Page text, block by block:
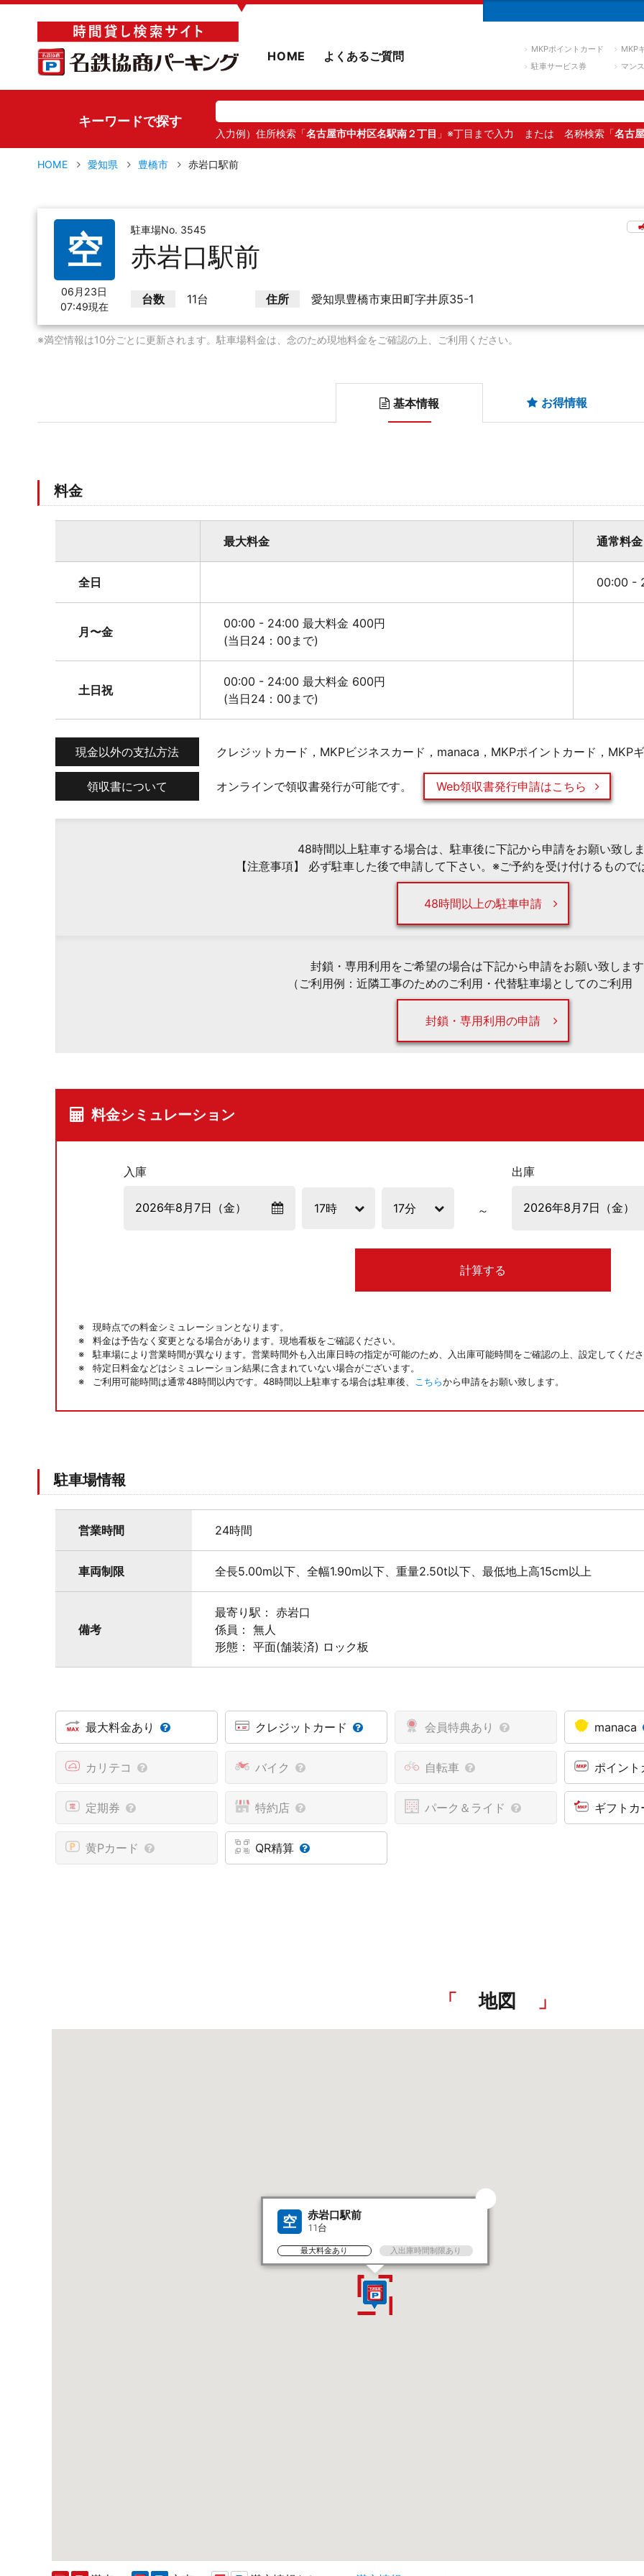
▼
HOME よくあるご質問 MKPポイントカード
MKP
駐車サービス券
マン
キーワードで探す
入力例）住所検索「名古屋市中村区名駅南２丁目 」※丁目まで入力 または 名称検索「名古
HOME 愛知県 豊橋市 赤岩口駅前
空
06月23日
07:49現在
駐車場No. 3545
赤岩口駅前
台数 11台 住所 愛知県豊橋市東田町字井原35-1
※満空情報は10分ごとに更新されます。駐車場料金は、念のため現地料金をご確認の上、ご利用ください。
基本情報 お得情報
料金
最大料金 通常料金
全日 00:00 -
月〜金
00:00 - 24:00 最大料金 400円
(当日24：00まで)
土日祝
00:00 - 24:00 最大料金 600円
(当日24：00まで)
現金以外の支払方法 クレジットカード，MKPビジネスカード，manaca，MKPポイントカード，MKP
領収書について オンラインで領収書発行が可能です。 Web領収書発行申請はこちら
48時間以上駐車する場合は、駐車後に下記から申請をお願い致し
【注意事項】 必ず駐車した後で申請して下さい。※ご予約を受け付けるもので
48時間以上の駐車申請
封鎖・専用利用をご希望の場合は下記から申請をお願い致しま
（ご利用例：近隣工事のためのご利用・代替駐車場としてのご利用
封鎖・専用利用の申請
料金シミュレーション
入庫 出庫
計算する
現時点での料金シミュレーションとなります。
料金は予告なく変更となる場合があります。現地看板をご確認ください。
駐車場により営業時間が異なります。営業時間外も入出庫日時の指定が可能のため、入出庫可能時間をご確認の上、設定してくだ
特定日料金などはシミュレーション結果に含まれていない場合がございます。
ご利用可能時間は通常48時間以内です。48時間以上駐車する場合は駐車後、
こちらから申請をお願い致します。
駐車場情報
営業時間 24時間
車両制限 全長5.00m以下、全幅1.90m以下、重量2.50t以下、最低地上高15cm以上
備考
最寄り駅： 赤岩口
係員： 無人
形態： 平面(舗装済) ロック板
最大料金あり クレジットカード 会員特典あり manaca
カリテコ バイク 自転車 ポイン
定期券 特約店 パーク＆ライド ギフト
黄Pカード QR精算
地図
空 赤岩口駅前
11台
最大料金あり 入出庫時間制限あり